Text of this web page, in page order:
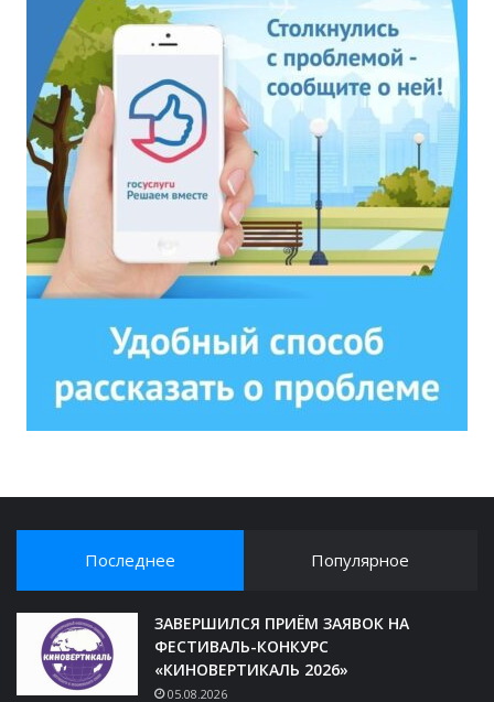
Последнее Популярное
ЗАВЕРШИЛСЯ ПРИЁМ ЗАЯВОК НА
ФЕСТИВАЛЬ-КОНКУРС
«КИНОВЕРТИКАЛЬ 2026»
05.08.2026